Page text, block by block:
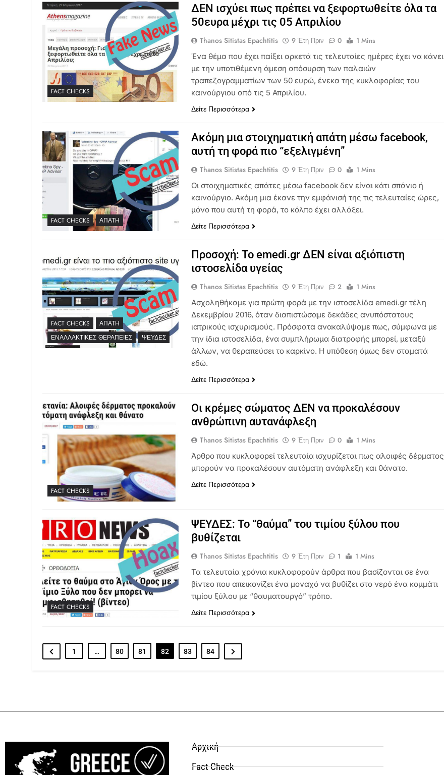
FACT CHECKS
ΔΕΝ ισχύει πως πρέπει να ξεφορτωθείτε όλα τα
50ευρα μέχρι τις 05 Απριλίου
Thanos Sitistas Epachtitis 9 Έτη Πριν 0
1 Mins
Ένα θέμα που έχει παίξει αρκετά τις τελευταίες ημέρες έχει να κάνει
με την υποτιθέμενη άμεση απόσυρση των παλαιών
τραπεζογραμματίων των 50 ευρώ, ένεκα της κυκλοφορίας του
καινούργιου από τις 5 Απριλίου.
Δείτε Περισσότερα
FACT CHECKS ΑΠΆΤΗ
Ακόμη μια στοιχηματική απάτη μέσω facebook,
αυτή τη φορά πιο “εξελιγμένη”
Thanos Sitistas Epachtitis 9 Έτη Πριν 0
1 Mins
Οι στοιχηματικές απάτες μέσω facebook δεν είναι κάτι σπάνιο ή
καινούργιο. Ακόμη μια έκανε την εμφάνισή της τις τελευταίες ώρες,
μόνο που αυτή τη φορά, το κόλπο έχει αλλάξει.
Δείτε Περισσότερα
FACT CHECKS
ΑΠΆΤΗ
ΕΝΑΛΛΑΚΤΙΚΈΣ ΘΕΡΑΠΕΊΕΣ
ΨΕΥΔΈΣ
Προσοχή: Το emedi.gr ΔΕΝ είναι αξιόπιστη
ιστοσελίδα υγείας
Thanos Sitistas Epachtitis 9 Έτη Πριν 2
1 Mins
Ασχοληθήκαμε για πρώτη φορά με την ιστοσελίδα emedi.gr τέλη
Δεκεμβρίου 2016, όταν διαπιστώσαμε δεκάδες ανυπόστατους
ιατρικούς ισχυρισμούς. Πρόσφατα ανακαλύψαμε πως, σύμφωνα με
την ίδια ιστοσελίδα, ένα συμπλήρωμα διατροφής μπορεί, μεταξύ
άλλων, να θεραπεύσει το καρκίνο. Η υπόθεση όμως δεν σταματά
εδώ.
Δείτε Περισσότερα
FACT CHECKS
Οι κρέμες σώματος ΔΕΝ να προκαλέσουν
ανθρώπινη αυτανάφλεξη
Thanos Sitistas Epachtitis 9 Έτη Πριν 0
1 Mins
Άρθρο που κυκλοφορεί τελευταία ισχυρίζεται πως αλοιφές δέρματος
μπορούν να προκαλέσουν αυτόματη ανάφλεξη και θάνατο.
Δείτε Περισσότερα
FACT CHECKS
ΨΕΥΔΕΣ: Το “θαύμα” του τιμίου ξύλου που
βυθίζεται
Thanos Sitistas Epachtitis 9 Έτη Πριν 1
1 Mins
Τα τελευταία χρόνια κυκλοφορούν άρθρα που βασίζονται σε ένα
βίντεο που απεικονίζει ένα μοναχό να βυθίζει στο νερό ένα κομμάτι
τιμίου ξύλου με “θαυματουργό” τρόπο.
Δείτε Περισσότερα
1 … 80 81 82 83 84
Αρχική
Fact Check